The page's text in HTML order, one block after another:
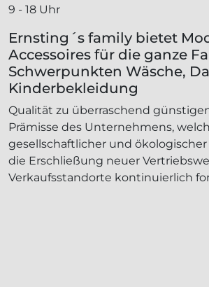
9 - 18 Uhr
Ernsting´s family bietet
Accessoires für die ganze
Schwerpunkten Wäsche,
Kinderbekleidung
Qualität zu überraschend
Prämisse des Unternehmens,
gesellschaftlicher und
die Erschließung neuer
Verkaufsstandorte kontinuierlich